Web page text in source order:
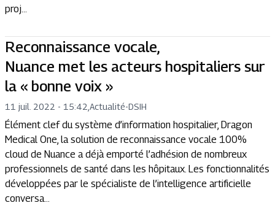
proj...
Reconnaissance vocale,
Nuance met les acteurs hospitaliers sur
la « bonne voix »
11 juil. 2022 - 15:42 Actualité-DSIH
Élément clef du système d’information hospitalier, Dragon
Medical One, la solution de reconnaissance vocale 100%
cloud de Nuance a déjà emporté l’adhésion de nombreux
professionnels de santé dans les hôpitaux. Les fonctionnalités
développées par le spécialiste de l’intelligence artificielle
conversa...